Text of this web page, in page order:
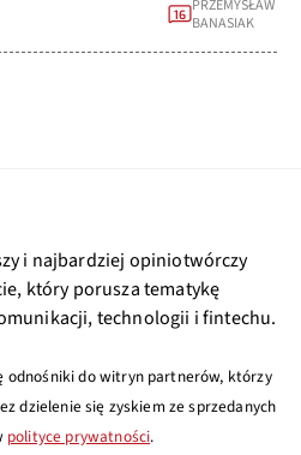
16 PRZEMYSŁAW
BANASIAK
i najbardziej opiniotwórczy
który porusza tematykę
technologii i fintechu.
odnośniki do witryn partnerów, którzy
dzielenie się zyskiem ze sprzedanych
polityce prywatności.